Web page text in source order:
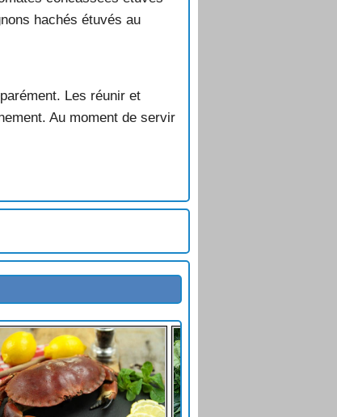
hachés étuvés au
Les réunir et
Au moment de servir